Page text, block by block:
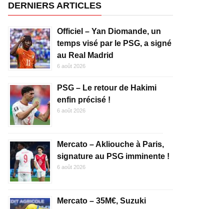
DERNIERS ARTICLES
Officiel – Yan Diomande, un
temps visé par le PSG, a signé
au Real Madrid
6 août 2026
PSG – Le retour de Hakimi
enfin précisé !
6 août 2026
Mercato – Akliouche à Paris,
signature au PSG imminente !
6 août 2026
Mercato – 35M€, Suzuki